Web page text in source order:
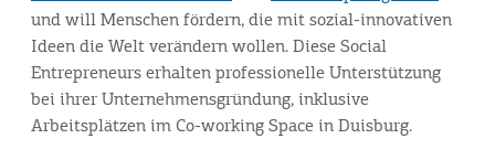
und will Menschen fördern, die mit sozial-innovativen
Ideen die Welt verändern wollen. Diese Social
Entrepreneurs erhalten professionelle Unterstützung
bei ihrer Unternehmensgründung, inklusive
Arbeitsplätzen im Co-working Space in Duisburg.